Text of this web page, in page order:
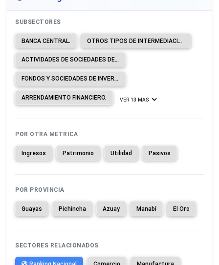
SUBSECTORES
BANCA CENTRAL. OTROS TIPOS DE INTERMEDIACIÓN MONETARIA.
ACTIVIDADES DE SOCIEDADES DE CARTERA.
FONDOS Y SOCIEDADES DE INVERSIÓN Y ENTIDADES FINANCIERAS SIMILARES.
ARRENDAMIENTO FINANCIERO. VER 13 MAS
POR OTRA METRICA
Ingresos Patrimonio Utilidad Pasivos
POR PROVINCIA
Guayas Pichincha Azuay Manabí El Oro
SECTORES RELACIONADOS